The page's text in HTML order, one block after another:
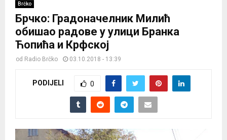
Brčko
Брчко: Градоначелник Милић
обишао радове у улици Бранка
Ћопића и Крфској
od Radio Brčko 03.10.2018 - 13:39
PODIJELI 0